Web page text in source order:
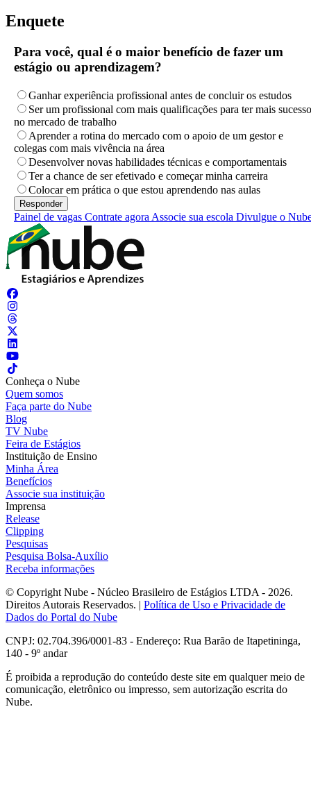
Enquete
Para você, qual é o maior benefício de fazer um
estágio ou aprendizagem?
Ganhar experiência profissional antes de concluir os estudos
Ser um profissional com mais qualificações para ter mais sucesso
no mercado de trabalho
Aprender a rotina do mercado com o apoio de um gestor e
colegas com mais vivência na área
Desenvolver novas habilidades técnicas e comportamentais
Ter a chance de ser efetivado e começar minha carreira
Colocar em prática o que estou aprendendo nas aulas
Painel de vagas Contrate agora Associe sua escola Divulgue o
Conheça o Nube
Quem somos
Faça parte do Nube
Blog
TV Nube
Feira de Estágios
Instituição de Ensino
Minha Área
Benefícios
Associe sua instituição
Imprensa
Release
Clipping
Pesquisas
Pesquisa Bolsa-Auxílio
Receba informações
© Copyright Nube - Núcleo Brasileiro de Estágios LTDA - 2026.
Direitos Autorais Reservados. | Política de Uso e Privacidade de
Dados do Portal do Nube
CNPJ: 02.704.396/0001-83 - Endereço: Rua Barão de Itapetininga,
140 - 9º andar
É proibida a reprodução do conteúdo deste site em qualquer meio de
comunicação, eletrônico ou impresso, sem autorização escrita do
Nube.